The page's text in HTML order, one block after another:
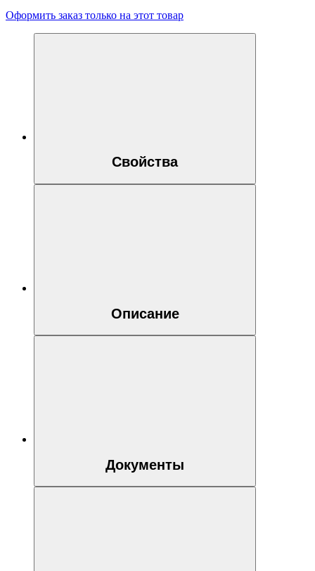
Оформить заказ только на этот товар
Свойства
Описание
Документы